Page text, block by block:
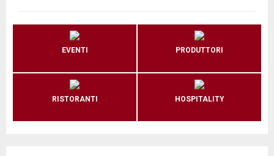
EVENTI PRODUTTORI
RISTORANTI HOSPITALITY